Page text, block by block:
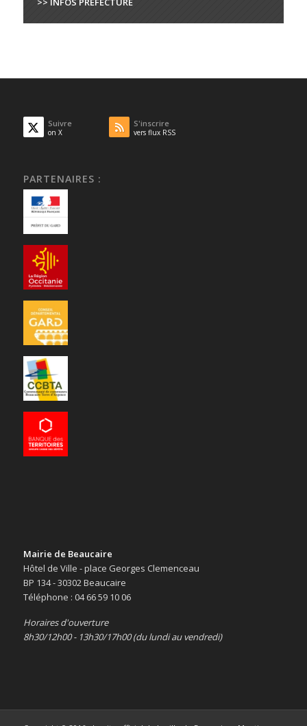
Suivre
on X
S'inscrire
vers flux RSS
PARTENAIRES :
Mairie de Beaucaire
Hôtel de Ville - place Georges Clemenceau
BP 134 - 30302 Beaucaire
Téléphone : 04 66 59 10 06
Horaires d'ouverture
8h30/12h00 - 13h30/17h00 (du lundi au vendredi)